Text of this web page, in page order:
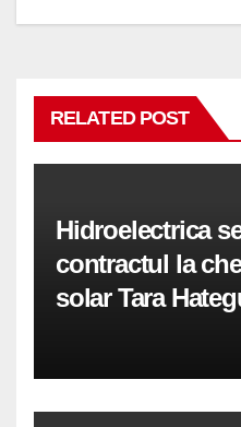
RELATED POST
Hidroelectrica
contractul la
solar Tara